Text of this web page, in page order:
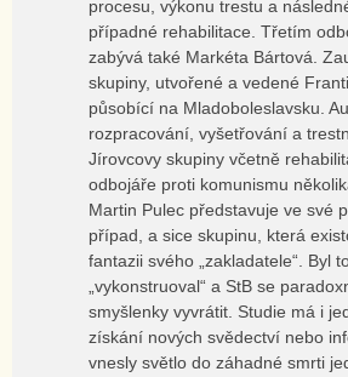
procesu, výkonu trestu a
případné rehabilitace. Třetím
zabývá také Markéta Bártová.
skupiny, utvořené a vedené
působící na Mladoboleslavsku.
rozpracování, vyšetřování a
Jírovcovy skupiny včetně
odbojáře proti komunismu
Martin Pulec představuje ve své
případ, a sice skupinu, která
fantazii svého „zakladatele“. Byl
„vykonstruoval“ a StB se
smyšlenky vyvrátit. Studie má i
získání nových svědectví nebo
vnesly světlo do záhadné smrti